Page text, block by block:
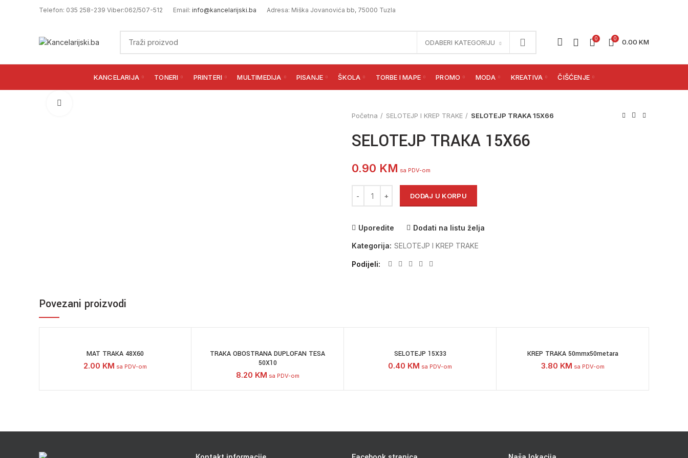
Telefon: 035 258-239 Viber:062/507-512 Email: info@kancelarijski.ba Adresa: Miška Jovanovića bb, 75000 Tuzla
ODABERI KATEGORIJU 0 0 0.00 KM
KANCELARIJA TONERI PRINTERI MULTIMEDIJA PISANJE ŠKOLA TORBE I MAPE PROMO MODA KREATIVA ČIŠĆENJE
Početna
SELOTEJP I KREP TRAKE SELOTEJP TRAKA 15X66
SELOTEJP TRAKA 15X66
0.90 KM sa PDV-om
DODAJ U KORPU
Uporedite Dodati na listu želja
Kategorija: SELOTEJP I KREP TRAKE
Podijeli
Povezani proizvodi
MAT TRAKA 48X60
2.00 KM sa PDV-om
TRAKA OBOSTRANA DUPLOFAN TESA
50X10
8.20 KM sa PDV-om
SELOTEJP 15X33
0.40 KM sa PDV-om
KREP TRAKA 50mmx50metara
3.80 KM sa PDV-om